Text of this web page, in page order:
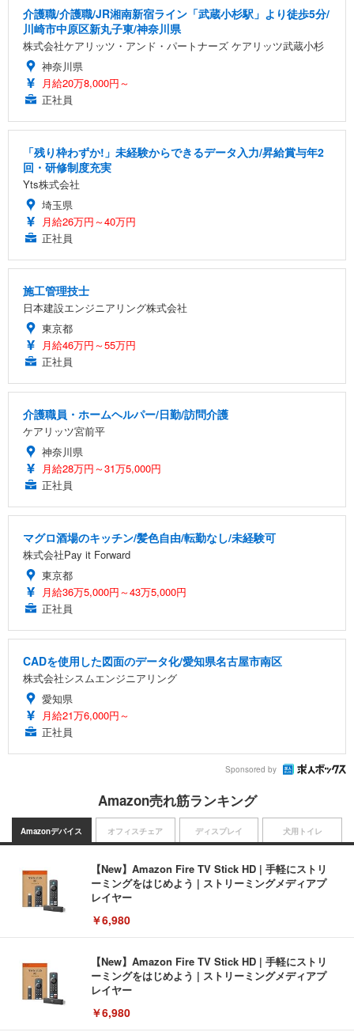
介護職/介護職/JR湘南新宿ライン「武蔵小杉駅」より徒歩5分/
川崎市中原区新丸子東/神奈川県
株式会社ケアリッツ・アンド・パートナーズ ケアリッツ武蔵小杉
神奈川県
月給20万8,000円～
正社員
「残り枠わずか!」未経験からできるデータ入力/昇給賞与年2
回・研修制度充実
Yts株式会社
埼玉県
月給26万円～40万円
正社員
施工管理技士
日本建設エンジニアリング株式会社
東京都
月給46万円～55万円
正社員
介護職員・ホームヘルパー/日勤/訪問介護
ケアリッツ宮前平
神奈川県
月給28万円～31万5,000円
正社員
マグロ酒場のキッチン/髪色自由/転勤なし/未経験可
株式会社Pay it Forward
東京都
月給36万5,000円～43万5,000円
正社員
CADを使用した図面のデータ化/愛知県名古屋市南区
株式会社シスムエンジニアリング
愛知県
月給21万6,000円～
正社員
Sponsored by
Amazon売れ筋ランキング
Amazonデバイス
【New】Amazon Fire TV Stick HD | 手軽にストリ
ーミングをはじめよう | ストリーミングメディアプ
レイヤー
￥6,980
【New】Amazon Fire TV Stick HD | 手軽にストリ
ーミングをはじめよう | ストリーミングメディアプ
レイヤー
￥6,980
オフィスチェア ディスプレイ 犬用トイレ